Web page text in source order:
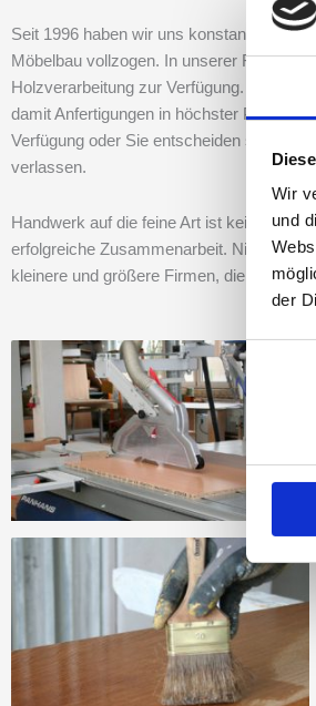
Wir
und
der
Seit 1996 haben wir uns konstant
Möbelbau vollzogen. In unserer
Holzverarbeitung zur Verfügung. Mit
damit Anfertigungen in höchster
Verfügung oder Sie entscheiden sich für
verlassen.
Handwerk auf die feine Art ist kein
erfolgreiche Zusammenarbeit. Nicht
kleinere und größere Firmen, die sich